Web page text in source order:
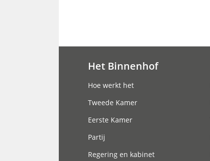
Het Binnenhof
Hoe werkt het
Tweede Kamer
Eerste Kamer
Partij
Regering en kabinet